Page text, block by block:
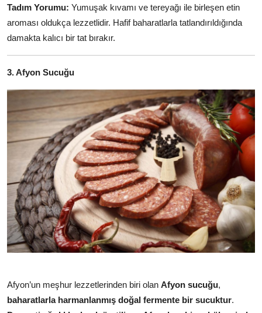
Tadım Yorumu: Yumuşak kıvamı ve tereyağı ile birleşen etin
aroması oldukça lezzetlidir. Hafif baharatlarla tatlandırıldığında
damakta kalıcı bir tat bırakır.
3. Afyon Sucuğu
Afyon’un meşhur lezzetlerinden biri olan Afyon sucuğu,
baharatlarla harmanlanmış doğal fermente bir sucuktur.